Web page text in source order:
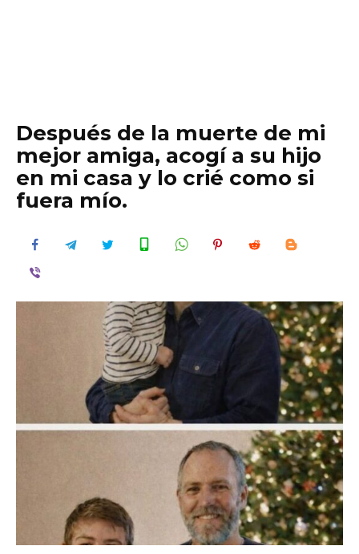
Después de la muerte de mi
mejor amiga, acogí a su hijo
en mi casa y lo crié como si
fuera mío.